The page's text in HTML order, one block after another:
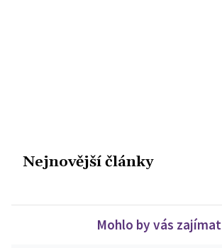
Nejnovější články
Mohlo by vás zajímat